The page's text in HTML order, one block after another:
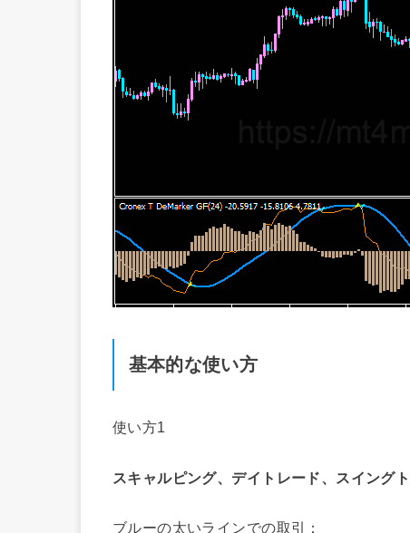
基本的な使い方
使い方1
スキャルピング、デイトレード、スイング
ブルーの太いラインでの取引：